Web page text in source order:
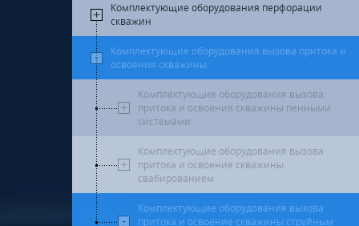
Комплектующие оборудования перфорации
скважин
Комплектующие оборудования вызова притока и
освоения скважины
Комплектующие оборудования вызова
притока и освоения скважины пенными
системами
Комплектующие оборудования вызова
притока и освоение скважины
свабированием
Комплектующие оборудования вызова
притока и освоение скважины струйным